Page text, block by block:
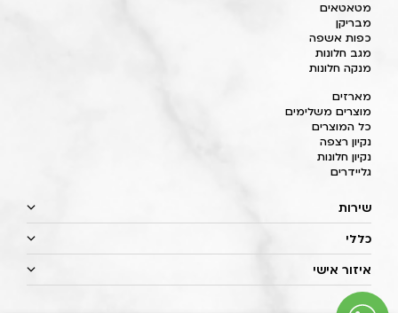
מטאטאים
מבריקן
כפות אשפה
מגב חלונות
מנקה חלונות
מארזים
מוצרים משלימים
כל המוצרים
נקיון רצפה
נקיון חלונות
גליידרים
שירות
כללי
איזור אישי